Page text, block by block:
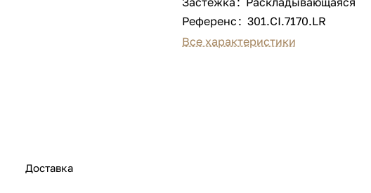
Референс : 301.CI.7170.LR
Все характеристики
Доставка